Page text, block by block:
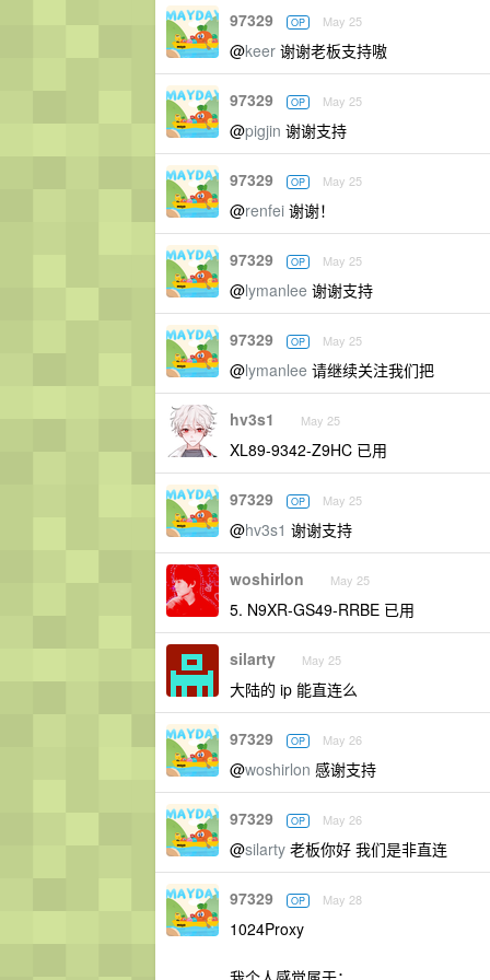
97329 OP May 25
@keer 谢谢老板支持嗷
97329 OP May 25
@pigjin 谢谢支持
97329 OP May 25
@renfei 谢谢！
97329 OP May 25
@lymanlee 谢谢支持
97329 OP May 25
@lymanlee 请继续关注我们把
hv3s1 May 25
XL89-9342-Z9HC 已用
97329 OP May 25
@hv3s1 谢谢支持
woshirlon May 25
5. N9XR-GS49-RRBE 已用
silarty May 25
大陆的 ip 能直连么
97329 OP May 26
@woshirlon 感谢支持
97329 OP May 26
@silarty 老板你好 我们是非直连
97329 OP May 28
1024Proxy